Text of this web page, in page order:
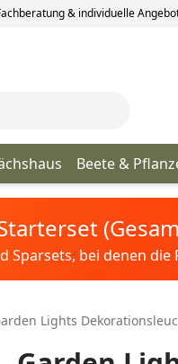
& individuelle
Beete &
Sparsets, bei denen
Lights